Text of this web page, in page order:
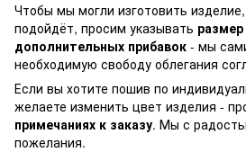
Чтобы мы могли изготовить
подойдёт, просим указывать
дополнительных прибавок - мы
необходимую свободу облегания
Если вы хотите пошив по
желаете изменить цвет изделия -
примечаниях к заказу. Мы с
пожелания.